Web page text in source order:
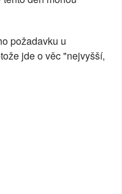
požadavku u
jde o věc "nejvyšší,